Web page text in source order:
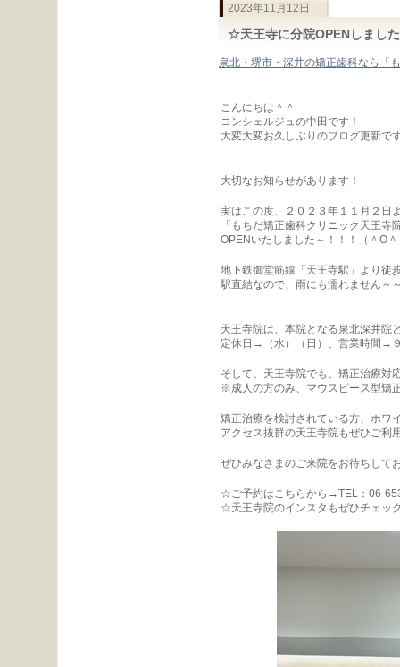
2023年11月12日
☆天王寺に分院OPENしまし
泉北・堺市・深井の矯正歯科なら「
こんにちは＾＾
コンシェルジュの中田です！
大変大変お久しぶりのブログ更新で
大切なお知らせがあります！
実はこの度、２０２３年１１月２日
「もちだ矯正歯科クリニック天王
OPENいたしました～！！！（＾O
地下鉄御堂筋線「天王寺駅」より徒
駅直結なので、雨にも濡れません～
天王寺院は、本院となる泉北深井
定休日→（水）（日）、営業時間→
そして、天王寺院でも、矯正治療対
※成人の方のみ、マウスピース型矯
矯正治療を検討されている方、ホワ
アクセス抜群の天王寺院もぜひご利
ぜひみなさまのご来院をお待ちして
☆ご予約はこちらから→TEL：06-
☆天王寺院のインスタもぜひチェ